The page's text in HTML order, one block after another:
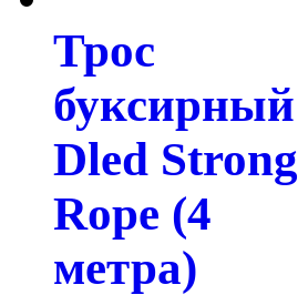
Трос
буксирный
Dled Strong
Rope (4
метра)